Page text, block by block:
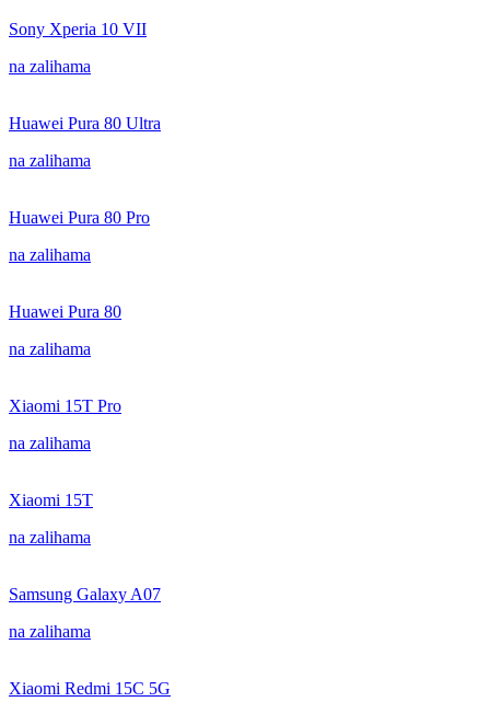
Sony Xperia 10 VII
na zalihama
Huawei Pura 80 Ultra
na zalihama
Huawei Pura 80 Pro
na zalihama
Huawei Pura 80
na zalihama
Xiaomi 15T Pro
na zalihama
Xiaomi 15T
na zalihama
Samsung Galaxy A07
na zalihama
Xiaomi Redmi 15C 5G